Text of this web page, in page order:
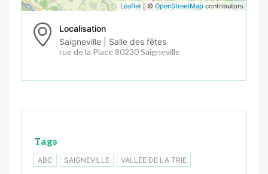
Leaflet | © OpenStreetMap contributors
Localisation
Saigneville | Salle des fêtes
rue de la Place 80230 Saigneville
Tags
ABC SAIGNEVILLE VALLÉE DE LA TRIE